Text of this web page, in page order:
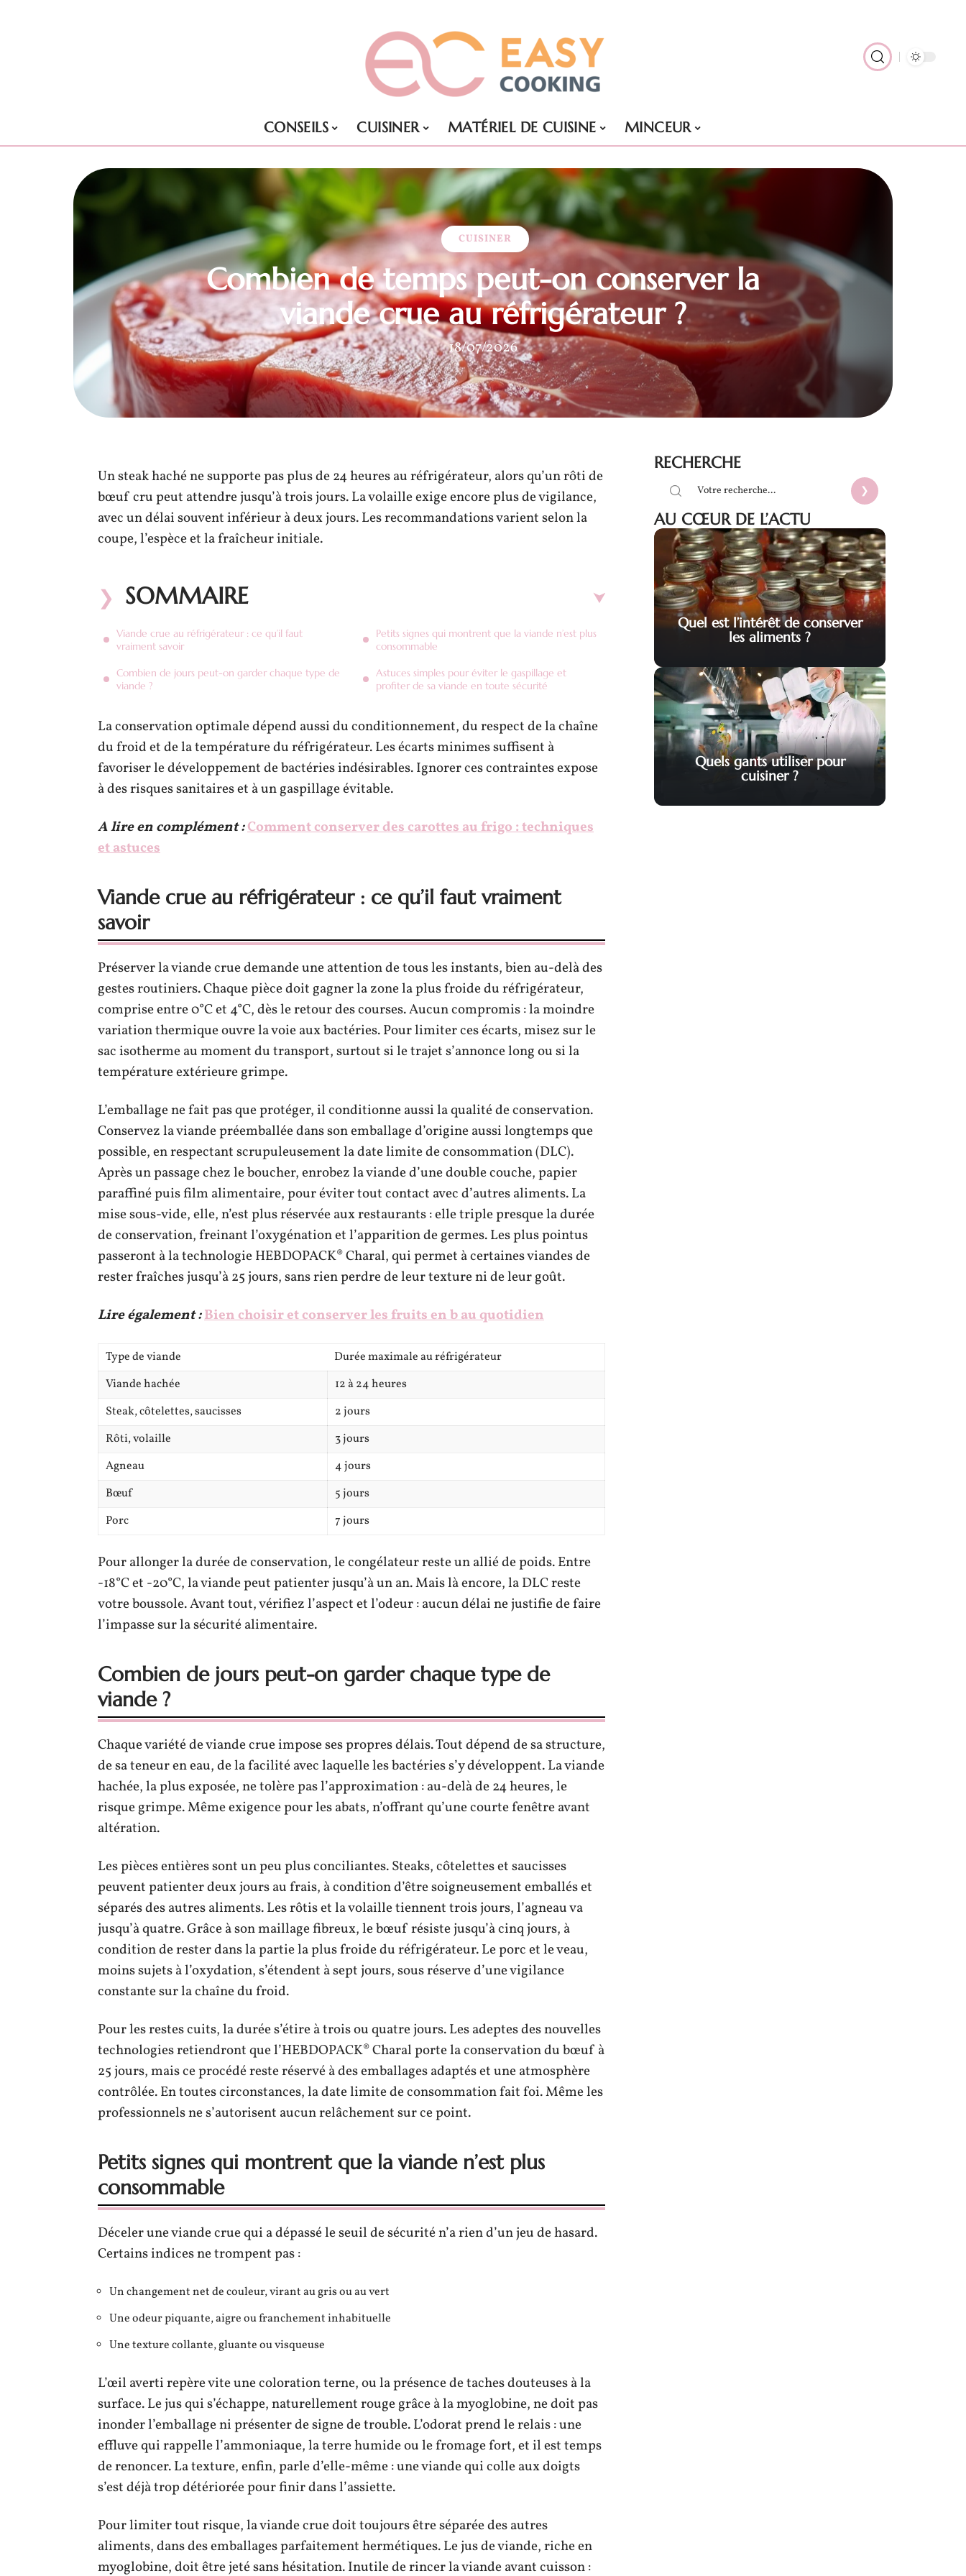
CONSEILS CUISINER MATÉRIEL DE CUISINE MINCEUR
CUISINER
Combien de temps peut-on conserver la
viande crue au réfrigérateur ?
18/07/2026
Un steak haché ne supporte pas plus de 24 heures au réfrigérateur, alors qu’un rôti de
bœuf cru peut attendre jusqu’à trois jours. La volaille exige encore plus de vigilance,
avec un délai souvent inférieur à deux jours. Les recommandations varient selon la
coupe, l’espèce et la fraîcheur initiale.
SOMMAIRE
Viande crue au réfrigérateur : ce qu’il faut
vraiment savoir
Combien de jours peut-on garder chaque type de
viande ?
Petits signes qui montrent que la viande n’est plus
consommable
Astuces simples pour éviter le gaspillage et
profiter de sa viande en toute sécurité
La conservation optimale dépend aussi du conditionnement, du respect de la chaîne
du froid et de la température du réfrigérateur. Les écarts minimes suffisent à
favoriser le développement de bactéries indésirables. Ignorer ces contraintes expose
à des risques sanitaires et à un gaspillage évitable.
A lire en complément :Comment conserver des carottes au frigo : techniques
et astuces
Viande crue au réfrigérateur : ce qu’il faut vraiment
savoir
Préserver la viande crue demande une attention de tous les instants, bien au-delà des
gestes routiniers. Chaque pièce doit gagner la zone la plus froide du réfrigérateur,
comprise entre 0°C et 4°C, dès le retour des courses. Aucun compromis : la moindre
variation thermique ouvre la voie aux bactéries. Pour limiter ces écarts, misez sur le
sac isotherme au moment du transport, surtout si le trajet s’annonce long ou si la
température extérieure grimpe.
L’emballage ne fait pas que protéger, il conditionne aussi la qualité de conservation.
Conservez la viande préemballée dans son emballage d’origine aussi longtemps que
possible, en respectant scrupuleusement la date limite de consommation (DLC).
Après un passage chez le boucher, enrobez la viande d’une double couche, papier
paraffiné puis film alimentaire, pour éviter tout contact avec d’autres aliments. La
mise sous-vide, elle, n’est plus réservée aux restaurants : elle triple presque la durée
de conservation, freinant l’oxygénation et l’apparition de germes. Les plus pointus
passeront à la technologie HEBDOPACK® Charal, qui permet à certaines viandes de
rester fraîches jusqu’à 25 jours, sans rien perdre de leur texture ni de leur goût.
Lire également :Bien choisir et conserver les fruits en b au quotidien
Type de viande
Durée maximale au réfrigérateur
Viande hachée
12 à 24 heures
Steak, côtelettes, saucisses
2 jours
Rôti, volaille
3 jours
Agneau
4 jours
Bœuf
5 jours
Porc
7 jours
Pour allonger la durée de conservation, le congélateur reste un allié de poids. Entre
-18°C et -20°C, la viande peut patienter jusqu’à un an. Mais là encore, la DLC reste
votre boussole. Avant tout, vérifiez l’aspect et l’odeur : aucun délai ne justifie de faire
l’impasse sur la sécurité alimentaire.
Combien de jours peut-on garder chaque type de
viande ?
Chaque variété de viande crue impose ses propres délais. Tout dépend de sa structure,
de sa teneur en eau, de la facilité avec laquelle les bactéries s’y développent. La viande
hachée, la plus exposée, ne tolère pas l’approximation : au-delà de 24 heures, le
risque grimpe. Même exigence pour les abats, n’offrant qu’une courte fenêtre avant
altération.
Les pièces entières sont un peu plus conciliantes. Steaks, côtelettes et saucisses
peuvent patienter deux jours au frais, à condition d’être soigneusement emballés et
séparés des autres aliments. Les rôtis et la volaille tiennent trois jours, l’agneau va
jusqu’à quatre. Grâce à son maillage fibreux, le bœuf résiste jusqu’à cinq jours, à
condition de rester dans la partie la plus froide du réfrigérateur. Le porc et le veau,
moins sujets à l’oxydation, s’étendent à sept jours, sous réserve d’une vigilance
constante sur la chaîne du froid.
Pour les restes cuits, la durée s’étire à trois ou quatre jours. Les adeptes des nouvelles
technologies retiendront que l’HEBDOPACK® Charal porte la conservation du bœuf à
25 jours, mais ce procédé reste réservé à des emballages adaptés et une atmosphère
contrôlée. En toutes circonstances, la date limite de consommation fait foi. Même les
professionnels ne s’autorisent aucun relâchement sur ce point.
Petits signes qui montrent que la viande n’est plus
consommable
Déceler une viande crue qui a dépassé le seuil de sécurité n’a rien d’un jeu de hasard.
Certains indices ne trompent pas :
Un changement net de couleur, virant au gris ou au vert
Une odeur piquante, aigre ou franchement inhabituelle
Une texture collante, gluante ou visqueuse
L’œil averti repère vite une coloration terne, ou la présence de taches douteuses à la
surface. Le jus qui s’échappe, naturellement rouge grâce à la myoglobine, ne doit pas
inonder l’emballage ni présenter de signe de trouble. L’odorat prend le relais : une
effluve qui rappelle l’ammoniaque, la terre humide ou le fromage fort, et il est temps
de renoncer. La texture, enfin, parle d’elle-même : une viande qui colle aux doigts
s’est déjà trop détériorée pour finir dans l’assiette.
Pour limiter tout risque, la viande crue doit toujours être séparée des autres
aliments, dans des emballages parfaitement hermétiques. Le jus de viande, riche en
myoglobine, doit être jeté sans hésitation. Inutile de rincer la viande avant cuisson :
RECHERCHE
AU CŒUR DE L’ACTU
Quel est l’intérêt de conserver
les aliments ?
Quels gants utiliser pour
cuisiner ?